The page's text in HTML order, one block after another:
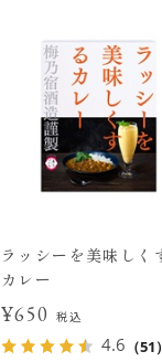
ラッシーを美味しく
カレー
¥650 税込
4.6 （51）